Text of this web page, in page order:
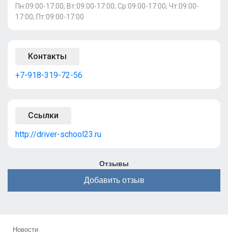
Пн:09:00-17:00; Вт:09:00-17:00; Ср:09:00-17:00; Чт:09:00-
17:00; Пт:09:00-17:00
Контакты
+7-918-319-72-56
Ссылки
http://driver-school23.ru
Отзывы
Добавить отзыв
Новости